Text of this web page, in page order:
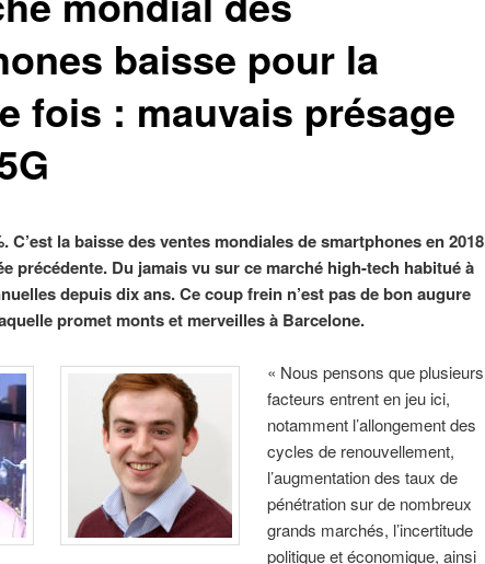
baisse pour la
fois : mauvais présage
C’est la baisse des ventes mondiales de smartphones en 2018
précédente. Du jamais vu sur ce marché high-tech habitué à
depuis dix ans. Ce coup frein n’est pas de bon augure
promet monts et merveilles à Barcelone.
« Nous pensons que plusieurs
facteurs entrent en jeu ici,
notamment l’allongement des
cycles de renouvellement,
l’augmentation des taux de
pénétration sur de nombreux
grands marchés, l’incertitude
politique et économique, ainsi